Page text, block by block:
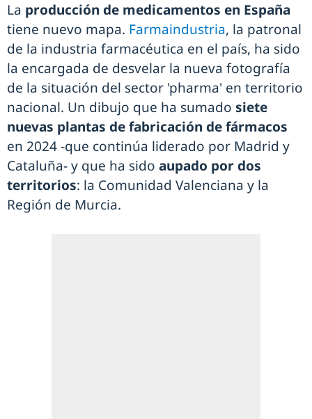
La producción de medicamentos en España
tiene nuevo mapa. Farmaindustria, la patronal
de la industria farmacéutica en el país, ha sido
la encargada de desvelar la nueva fotografía
de la situación del sector 'pharma' en territorio
nacional. Un dibujo que ha sumado siete
nuevas plantas de fabricación de fármacos
en 2024 -que continúa liderado por Madrid y
Cataluña- y que ha sido aupado por dos
territorios: la Comunidad Valenciana y la
Región de Murcia.